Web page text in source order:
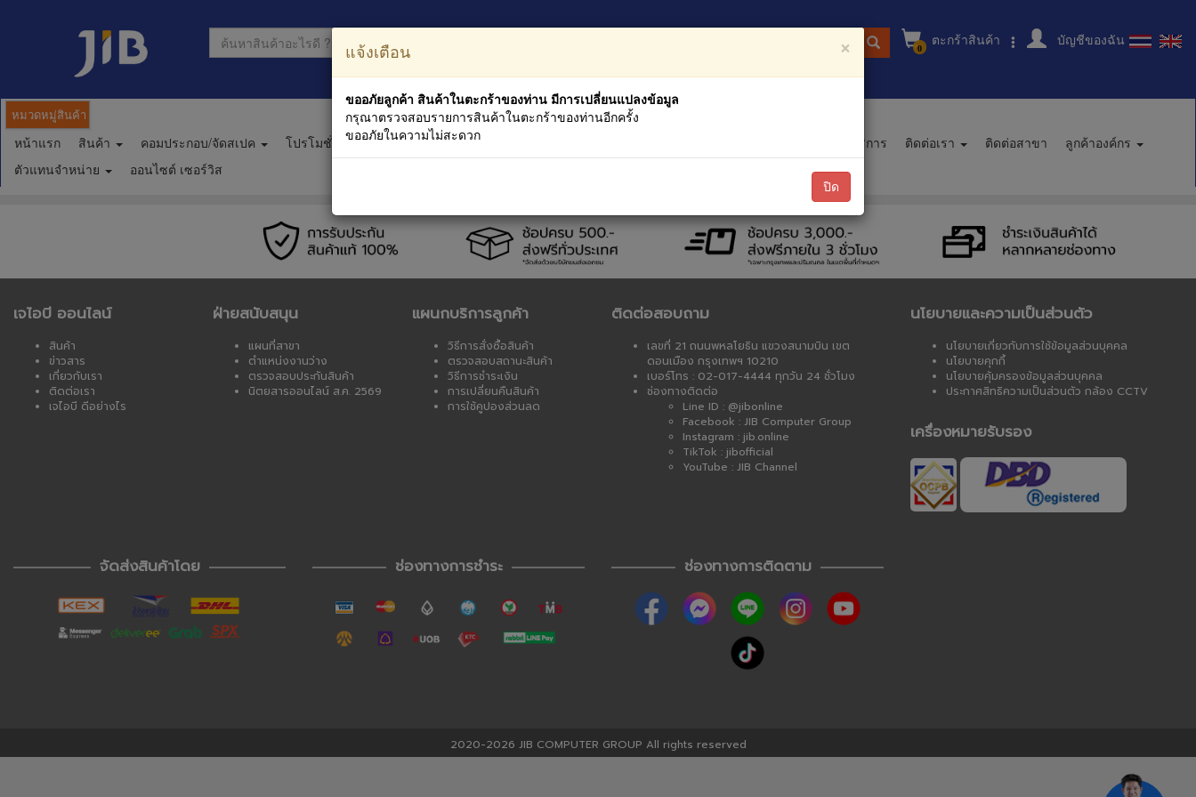
0 ตะกร้าสินค้า บัญชีของฉัน
หมวดหมู่สินค้า
หน้าแรก สินค้า คอมประกอบ/จัดสเปค โปรโมชั่น ตารางราคา เงื่อนไขบริการ แนะนำการบริการ ติดต่อเรา ติดต่อสาขา
ลูกค้าองค์กร
ตัวแทนจำหน่าย
ออนไซต์ เซอร์วิส
×
แจ้งเตือน
ขออภัยลูกค้า สินค้าในตะกร้าของท่าน มีการเปลี่ยนแปลงข้อมูล
กรุณาตรวจสอบรายการสินค้าในตะกร้าของท่านอีกครั้ง
ขออภัยในความไม่สะดวก
ปิด
เจไอบี ออนไลน์
สินค้า
ข่าวสาร
เกี่ยวกับเรา
ติดต่อเรา
เจไอบี ดีอย่างไร
ฝ่ายสนับสนุน
แผนที่สาขา
ตำแหน่งงานว่าง
ตรวจสอบประกันสินค้า
นิตยสารออนไลน์ ส.ค. 2569
แผนกบริการลูกค้า
วิธีการสั่งซื้อสินค้า
ตรวจสอบสถานะสินค้า
วิธีการชำระเงิน
การเปลี่ยนคืนสินค้า
การใช้คูปองส่วนลด
ติดต่อสอบถาม
เลขที่ 21 ถนนพหลโยธิน แขวงสนามบิน เขต
ดอนเมือง กรุงเทพฯ 10210
เบอร์โทร : 02-017-4444 ทุกวัน 24 ชั่วโมง
ช่องทางติดต่อ
Line ID : @jibonline
Facebook : JIB Computer Group
Instagram : jib.online
TikTok : jibofficial
YouTube : JIB Channel
นโยบายและความเป็นส่วนตัว
นโยบายเกี่ยวกับการใช้ข้อมูลส่วนบุคคล
นโยบายคุกกี้
นโยบายคุ้มครองข้อมูลส่วนบุคคล
ประกาศสิทธิความเป็นส่วนตัว กล้อง CCTV
เครื่องหมายรับรอง
จัดส่งสินค้าโดย ช่องทางการชำระ ช่องทางการติดตาม
2020-2026 JIB COMPUTER GROUP All rights reserved